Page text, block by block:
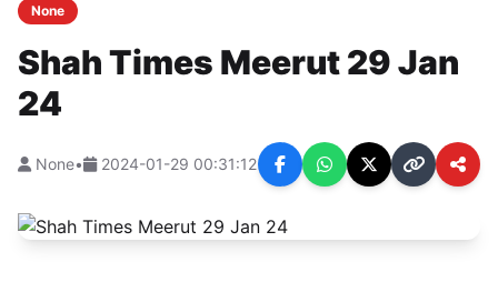
None
Shah Times Meerut 29 Jan
24
None• 2024-01-29 00:31:12